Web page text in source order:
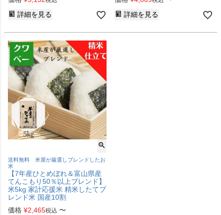
詳細を見る
詳細を見る
送料無料 米屋が厳選しブレンドしたお
米
【7年産ひとめぼれ＆富山県産
てんこもり50％以上ブレンド】
米5kg 家計応援米 精米したてブ
レンド米 国産10割
価格 ¥2,465税込 〜